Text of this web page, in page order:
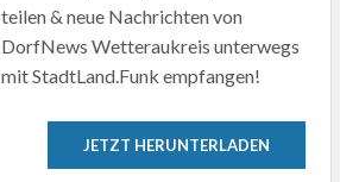
teilen & neue Nachrichten von
DorfNews Wetteraukreis unterwegs
mit StadtLand.Funk empfangen!
JETZT HERUNTERLADEN